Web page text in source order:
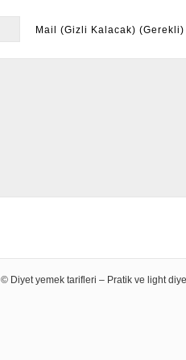
Mail (Gizli Kalacak) (Gerekli)
© Diyet yemek tarifleri – Pratik ve light